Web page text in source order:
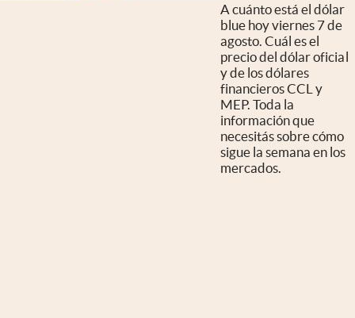
A cuánto está el dólar
blue hoy viernes 7 de
agosto. Cuál es el
precio del dólar oficial
y de los dólares
financieros CCL y
MEP. Toda la
información que
necesitás sobre cómo
sigue la semana en los
mercados.